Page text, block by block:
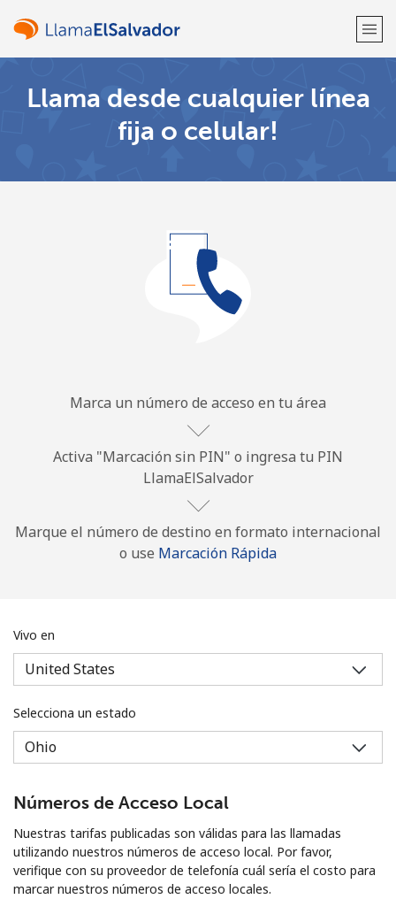
¡Bienvenido!
¿Ya tienes una cuenta?
No se ha creado una contraseña
Mantente en contacto para recibir nuestras mejores
Al abrir una cuenta en este sitio web, estoy de acuerdo con
Términos y condiciones.
Únete
Llama desde cualquier línea
fija o celular!
Marca un número de acceso en tu área
Activa "Marcación sin PIN" o ingresa tu PIN
LlamaElSalvador
Marque el número de destino en formato internacional
o use Marcación Rápida
Vivo en
Selecciona un estado
Números de Acceso Local
Nuestras tarifas publicadas son válidas para las llamadas
utilizando nuestros números de acceso local. Por favor,
verifique con su proveedor de telefonía cuál sería el costo para
marcar nuestros números de acceso locales.